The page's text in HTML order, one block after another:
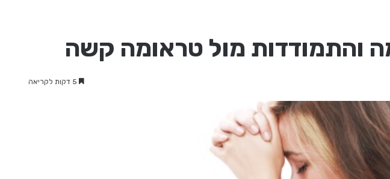
והתמודדות מול טראומה קשה